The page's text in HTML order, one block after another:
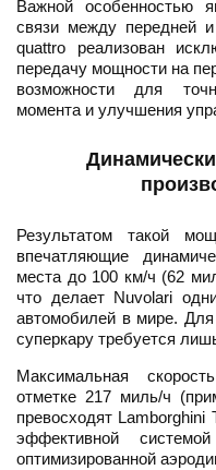
Важной особенностью
связи между передней
quattro реализован
передачу мощности на
возможности для
момента и улучшения
Результатом такой
впечатляющие
места до 100 км/ч (62
что делает Nuvolari
автомобилей в мире.
суперкару требуется
Максимальная
отметке 217 миль/ч
превосходят Lamborghini
эффективной
оптимизированной